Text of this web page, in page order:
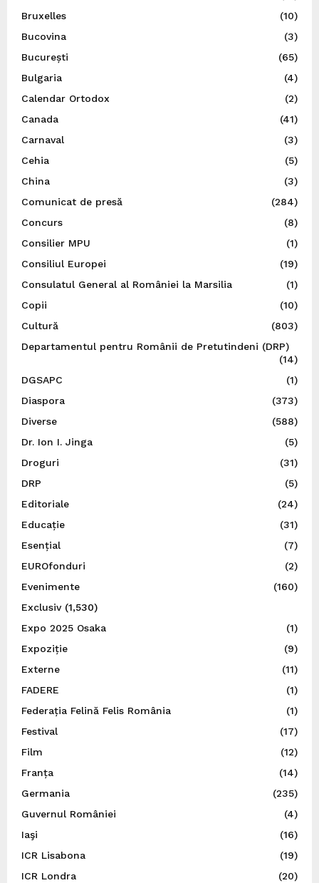
Bruxelles
(10)
Bucovina
(3)
București
(65)
Bulgaria
(4)
Calendar Ortodox
(2)
Canada
(41)
Carnaval
(3)
Cehia
(5)
China
(3)
Comunicat de presă
(284)
Concurs
(8)
Consilier MPU
(1)
Consiliul Europei
(19)
Consulatul General al României la Marsilia
(1)
Copii
(10)
Cultură
(803)
Departamentul pentru Românii de Pretutindeni (DRP)
(14)
DGSAPC
(1)
Diaspora
(373)
Diverse
(588)
Dr. Ion I. Jinga
(5)
Droguri
(31)
DRP
(5)
Editoriale
(24)
Educație
(31)
Esențial
(7)
EUROfonduri
(2)
Evenimente
(160)
Exclusiv(1,530)
Expo 2025 Osaka
(1)
Expoziție
(9)
Externe
(11)
FADERE
(1)
Federația Felină Felis România
(1)
Festival
(17)
Film
(12)
Franța
(14)
Germania
(235)
Guvernul României
(4)
Iaşi
(16)
ICR Lisabona
(19)
ICR Londra
(20)